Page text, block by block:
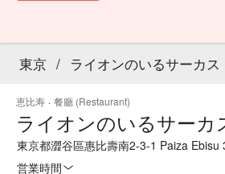
東京 / ライオンのいるサーカス
恵比寿 · 餐廳 (Restaurant)
ライオンのいるサーカ
東京都澀谷區惠比壽南2-3-1 Paiza Ebisu
営業時間